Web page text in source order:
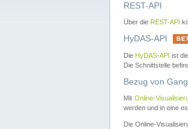
REST-API
Über die REST-API
HyDAS-API
Die HyDAS-API ist
Die Schnittstelle
Bezug von
MitOnline-
werden und in eine
Die Online-